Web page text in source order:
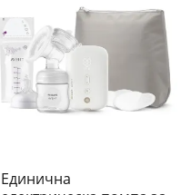
Единична